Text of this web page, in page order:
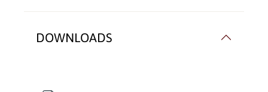
DOWNLOADS